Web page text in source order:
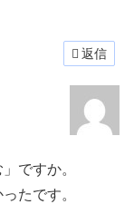
返信
ですか。
たです。